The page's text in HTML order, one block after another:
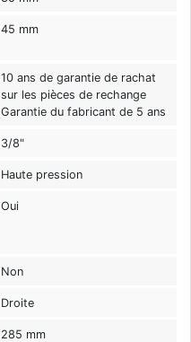
45 mm
10 ans de garantie de rachat
sur les pièces de rechange
Garantie du fabricant de 5 ans
3/8"
Haute pression
Oui
Non
Droite
285 mm